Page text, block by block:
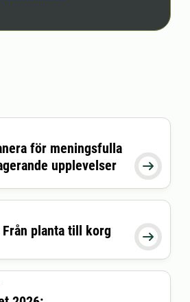
till2026-08-21 00:00:00 
för meningsfulla
upplevelser
till2026-08-26 14:30:00 
planta till korg